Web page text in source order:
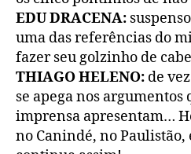
EDU DRACENA:
uma das referências do
fazer seu golzinho de
THIAGO HELENO: de
se apega nos argumentos
imprensa apresentam…
no Canindé, no Paulistão,